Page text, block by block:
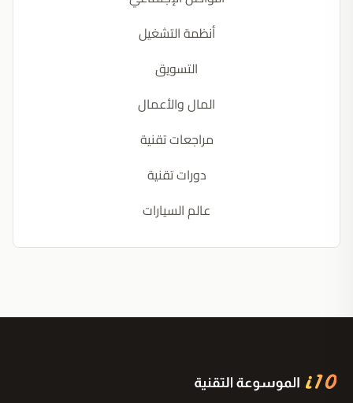
أنظمة التشغيل
التسويق
المال والأعمال
مراجعات تقنية
دورات تقنية
عالم السيارات